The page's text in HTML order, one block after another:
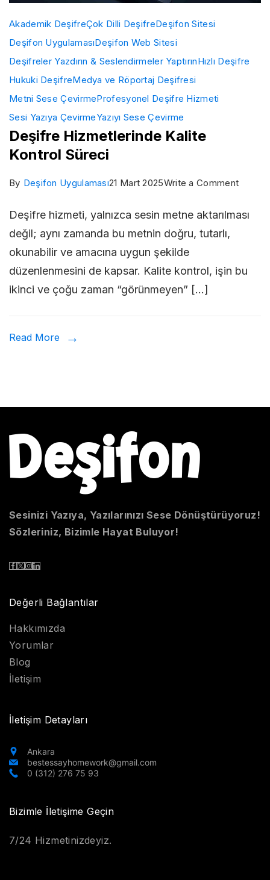
Akademik DeşifreÇok Dilli DeşifreDeşifon Sitesi
Deşifon UygulamasıDeşifon Web Sitesi
Deşifreler Yazdırın & Seslendirmeler YaptırınHızlı Deşifre
Hukuki DeşifreMedya ve Röportaj Deşifresi
Metni Sese ÇevirmeProfesyonel Deşifre Hizmeti
Sesi Yazıya ÇevirmeYazıyı Sese Çevirme
Deşifre Hizmetlerinde Kalite
Kontrol Süreci
By Deşifon Uygulaması21 Mart 2025Write a Commenton
Süreci
Deşifre hizmeti, yalnızca sesin metne aktarılması
değil; aynı zamanda bu metnin doğru, tutarlı,
okunabilir ve amacına uygun şekilde
düzenlenmesini de kapsar. Kalite kontrol, işin bu
ikinci ve çoğu zaman “görünmeyen” […]
Read More
Sesinizi Yazıya, Yazılarınızı Sese Dönüştürüyoruz!
Sözleriniz, Bizimle Hayat Buluyor!
Değerli Bağlantılar
Hakkımızda
Yorumlar
Blog
İletişim
İletişim Detayları
Ankara
bestessayhomework@gmail.com
0 (312) 276 75 93
Bizimle İletişime Geçin
7/24 Hizmetinizdeyiz.